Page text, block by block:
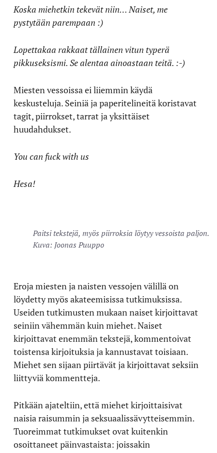
Koska miehetkin tekevät niin… Naiset, me
pystytään parempaan :)
Lopettakaa rakkaat tällainen vitun typerä
pikkuseksismi. Se alentaa ainoastaan teitä. :-)
Miesten vessoissa ei liiemmin käydä
keskusteluja. Seiniä ja paperitelineitä koristavat
tagit, piirrokset, tarrat ja yksittäiset
huudahdukset.
You can fuck with us
Hesa!
Paitsi tekstejä, myös piirroksia löytyy vessoista paljon.
Kuva: Joonas Puuppo
Eroja miesten ja naisten vessojen välillä on
löydetty myös akateemisissa tutkimuksissa.
Useiden tutkimusten mukaan naiset kirjoittavat
seiniin vähemmän kuin miehet. Naiset
kirjoittavat enemmän tekstejä, kommentoivat
toistensa kirjoituksia ja kannustavat toisiaan.
Miehet sen sijaan piirtävät ja kirjoittavat seksiin
liittyviä kommentteja.
Pitkään ajateltiin, että miehet kirjoittaisivat
naisia raisummin ja seksuaalissävytteisemmin.
Tuoreimmat tutkimukset ovat kuitenkin
osoittaneet päinvastaista: joissakin